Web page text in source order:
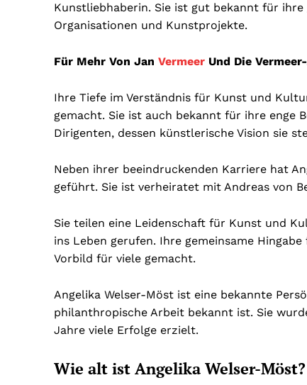
Kunstliebhaberin. Sie ist gut bekannt für
Organisationen und Kunstprojekte.
Für Mehr Von Jan Vermeer Und Die
Ihre Tiefe im Verständnis für Kunst und
gemacht. Sie ist auch bekannt für ihre enge
Dirigenten, dessen künstlerische Vision sie
Neben ihrer beeindruckenden Karriere hat
geführt. Sie ist verheiratet mit Andreas von
Sie teilen eine Leidenschaft für Kunst und
ins Leben gerufen. Ihre gemeinsame
Vorbild für viele gemacht.
Angelika Welser-Möst ist eine bekannte
philanthropische Arbeit bekannt ist. Sie
Jahre viele Erfolge erzielt.
Wie alt ist Angelika Welser-Möst?